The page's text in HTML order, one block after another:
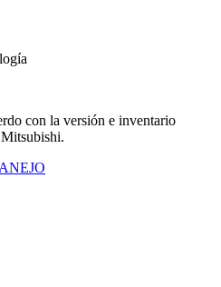
con la versión e inventario